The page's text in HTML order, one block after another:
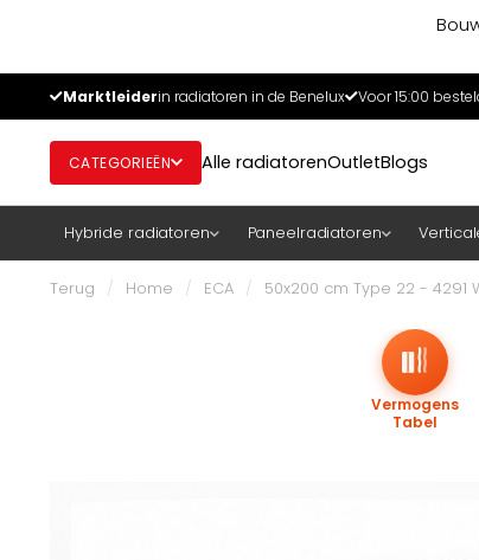
Marktleiderin radiatoren in de Benelux Voor 15:00
CATEGORIEËN Alle radiatorenOutletBlogs
Hybride radiatoren Paneelradiatoren
Terug / Home / ECA / 50x200 cm Type 22 -
Vermogens
Tabel